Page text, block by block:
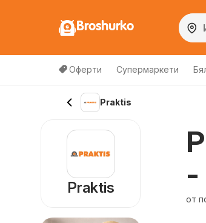
Broshurko
Оферти Супермаркети
Praktis
-
от
Praktis